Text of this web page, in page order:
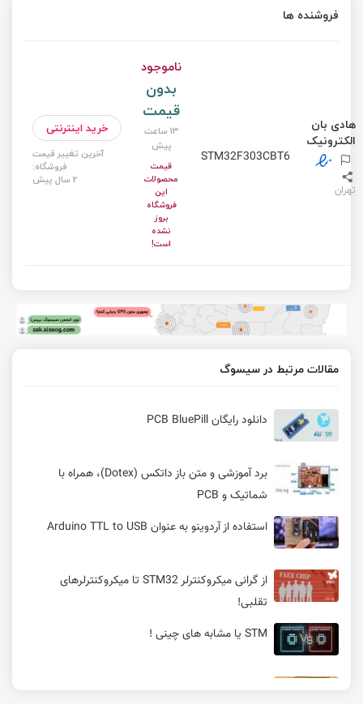
فروشنده ها
هادی بان
الکترونیک
تهران
STM32F303CBT6
ناموجود
بدون
قیمت
13 ساعت
پیش
قیمت
محصولات
این
فروشگاه
بروز
نشده
است!
خرید اینترنتی
آخرین تغییر قیمت
فروشگاه:
2 سال پیش
مقالات مرتبط در سیسوگ
دانلود رایگان PCB BluePill
برد آموزشی و متن باز داتکس (Dotex)، همراه با
شماتیک و PCB
استفاده از آردوینو به عنوان Arduino TTL to USB
از گرانی میکروکنترلر STM32 تا میکروکنترلرهای
تقلبی!
STM یا مشابه های چینی !